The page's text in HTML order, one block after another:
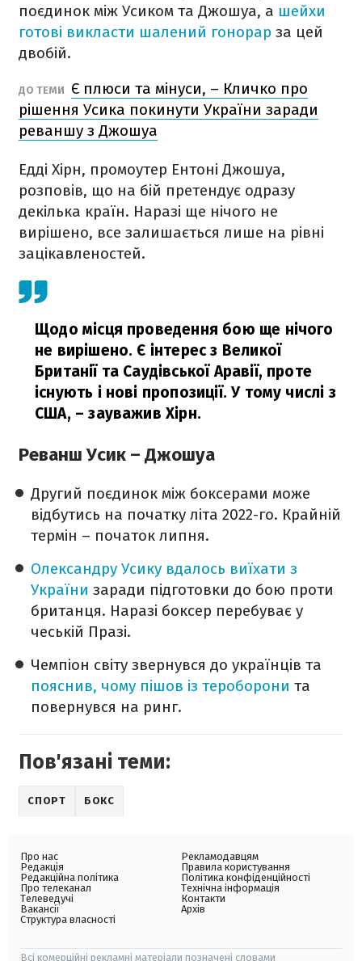
поєдинок між Усиком та Джошуа, а шейхи
готові викласти шалений гонорар за цей
двобій.
ДО ТЕМИ
Є плюси та мінуси, – Кличко про
рішення Усика покинути України заради
реваншу з Джошуа
Едді Хірн, промоутер Ентоні Джошуа,
розповів, що на бій претендує одразу
декілька країн. Наразі ще нічого не
вирішено, все залишається лише на рівні
зацікавленостей.
Щодо місця проведення бою ще нічого
не вирішено. Є інтерес з Великої
Британії та Саудівської Аравії, проте
існують і нові пропозиції. У тому числі з
США, – зауважив Хірн.
Реванш Усик – Джошуа
Другий поєдинок між боксерами може
відбутись на початку літа 2022-го. Крайній
термін – початок липня.
Олександру Усику вдалось виїхати з
України заради підготовки до бою проти
британця. Наразі боксер перебуває у
чеській Празі.
Чемпіон світу звернувся до українців та
пояснив, чому пішов із тероборони та
повернувся на ринг.
Пов'язані теми:
СПОРТ БОКС
Про нас
Редакція
Редакційна політика
Про телеканал
Телеведучі
Вакансії
Структура власності
Рекламодавцям
Правила користування
Політика конфіденційності
Технічна інформація
Контакти
Архів
Всі комерційні рекламні матеріали позначені словами